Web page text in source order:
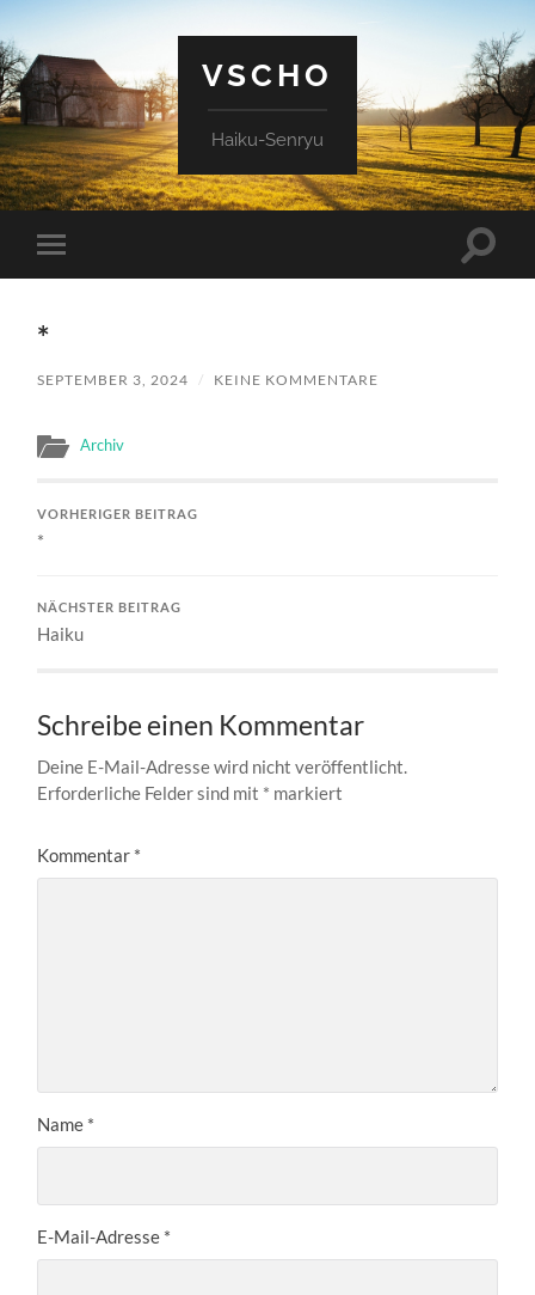
VSCHO
Haiku-Senryu
Mobile-
Menü
*
SEPTEMBER 3, 2024 / KEINE KOMMENTARE
Archiv
VORHERIGER BEITRAG
*
NÄCHSTER BEITRAG
Haiku
Schreibe einen Kommentar
Deine E-Mail-Adresse wird nicht veröffentlicht.
Erforderliche Felder sind mit * markiert
Kommentar *
Name *
E-Mail-Adresse *